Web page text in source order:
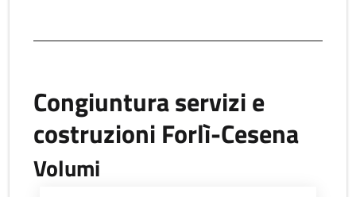
Congiuntura servizi e
costruzioni Forlì-Cesena
Volumi